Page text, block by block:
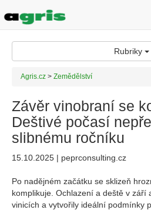
Rubriky
Agris.cz > Zemědělství
Závěr vinobraní se
Deštivé počasí
slibnému ročníku
15.10.2025 | peprconsulting.cz
Po nadějném začátku se sklizeň
komplikuje. Ochlazení a deště v září
vinicích a vytvořily ideální podmínky